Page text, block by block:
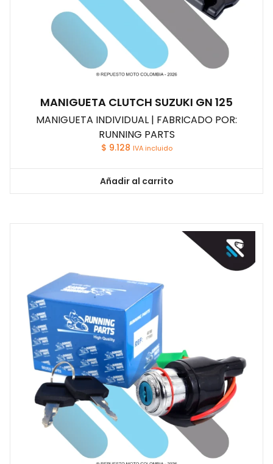
MANIGUETA CLUTCH SUZUKI GN 125
MANIGUETA INDIVIDUAL | FABRICADO POR:
RUNNING PARTS
$ 9.128 IVA incluido
Añadir al carrito